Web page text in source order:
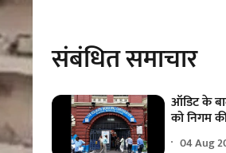
संबंधित समाचार
ऑडिट के
को निगम
04 Aug